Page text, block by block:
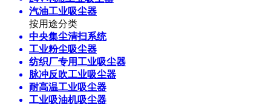
汽油工业吸尘器
按用途分类
中央集尘清扫系统
工业粉尘吸尘器
纺织厂专用工业吸尘器
脉冲反吹工业吸尘器
耐高温工业吸尘器
工业吸油机吸尘器